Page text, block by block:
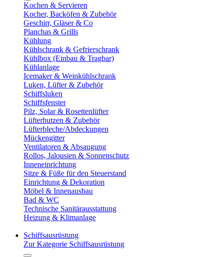
Kochen & Servieren
Kocher, Backöfen & Zubehör
Geschirr, Gläser & Co
Planchas & Grills
Kühlung
Kühlschrank & Gefrierschrank
Kühlbox (Einbau & Tragbar)
Kühlanlage
Icemaker & Weinkühlschrank
Luken, Lüfter & Zubehör
Schiffsluken
Schiffsfenster
Pilz, Solar & Rosettenlüfter
Lüfterhutzen & Zubehör
Lüfterbleche/Abdeckungen
Mückengitter
Ventilatoren & Absaugung
Rollos, Jalousien & Sonnenschutz
Inneneinrichtung
Sitze & Füße für den Steuerstand
Einrichtung & Dekoration
Möbel & Innenausbau
Bad & WC
Technische Sanitärausstattung
Heizung & Klimanlage
Schiffsausrüstung
Zur Kategorie Schiffsausrüstung